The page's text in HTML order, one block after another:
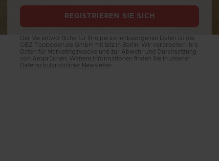
REGISTRIEREN SIE SICH
Der Verantwortliche für Ihre personenbezogenen Daten ist die
OBZ Topboden.de GmbH mit Sitz in Berlin. Wir verarbeiten Ihre
Daten für Marketingzwecke und zur Abwehr und Durchsetzung
von Ansprüchen. Weitere Informationen finden Sie in unserer
Datenschutzrichtlinie: Newsletter